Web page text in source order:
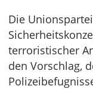
Die
terroristischer
den Vorschlag,